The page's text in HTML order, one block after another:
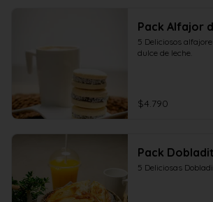
Pack Alfajor
5 Deliciosos
dulce de leche.
$4.790
Pack
5 Deliciosas